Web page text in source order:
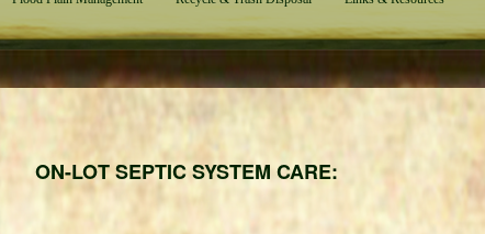
ON-LOT SEPTIC SYSTEM CARE: